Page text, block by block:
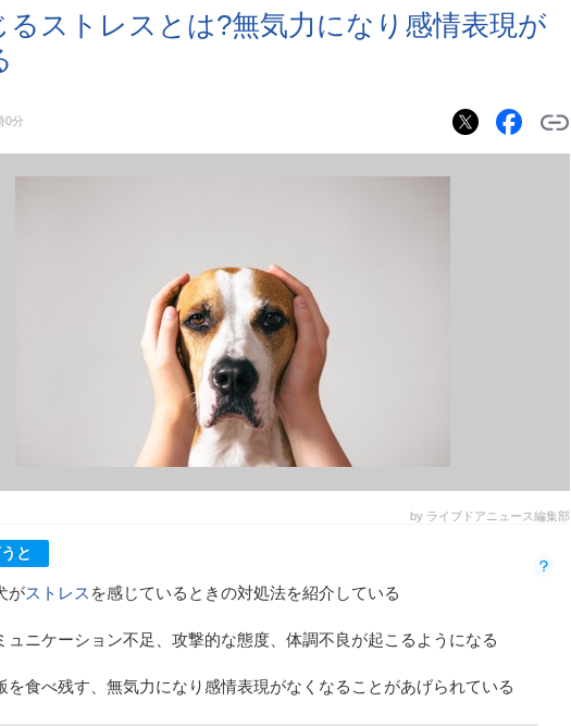
るストレスとは?無気力になり感情表現が
0分
by ライブドアニュース編集部
と
がストレス を感じているときの対処法を紹介している
ュニケーション不足、攻撃的な態度、体調不良が起こるようになる
を食べ残す、無気力になり感情表現がなくなることがあげられている